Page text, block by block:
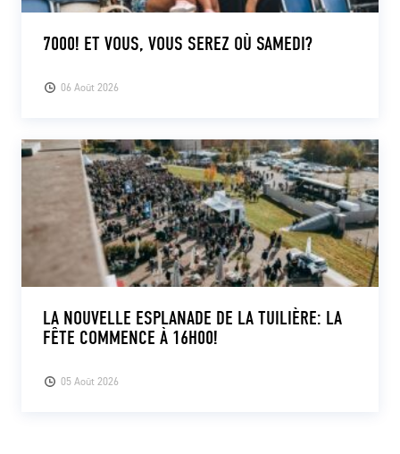
06 Août 2026
7000! ET VOUS, VOUS SEREZ OÙ SAMEDI?
05 Août 2026
LA NOUVELLE ESPLANADE DE LA TUILIÈRE: LA
FÊTE COMMENCE À 16H00!